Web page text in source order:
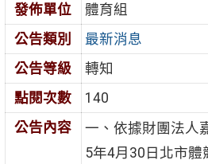
發佈單位
體育組
公告類別
最新消息
公告等級
轉知
點閱次數
140
公告內容
一、依據財團法人
5年4月30日北市體